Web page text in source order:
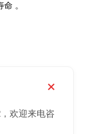
。
欢迎来电咨